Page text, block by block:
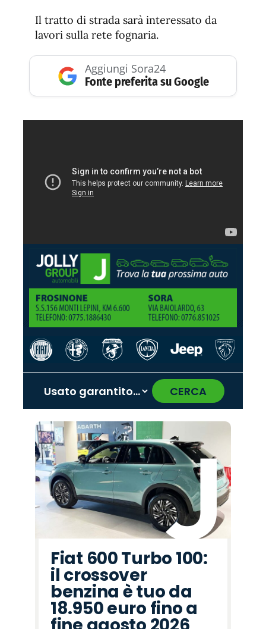
Il tratto di strada sarà interessato da
lavori sulla rete fognaria.
Aggiungi Sora24
Fonte preferita su Google
CERCA
Promo
Jeep
Promo
Abarth
Promo
Peugeot
Promo
Mazda
Promo
Jaecoo
Promo
Lancia
Promo
Hyundai
Promo
Omoda
Promo
Alfa
Romeo
Promo
Opel
Promo
Seat
Promo
Cupra
Promo
Land
Rover
Promo
Fiat
Promo
Citroën
‹ ›
Fiat 600 Turbo 100:
il crossover
benzina è tuo da
18.950 euro fino a